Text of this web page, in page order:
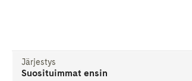
Järjestys
Suosituimmat ensin